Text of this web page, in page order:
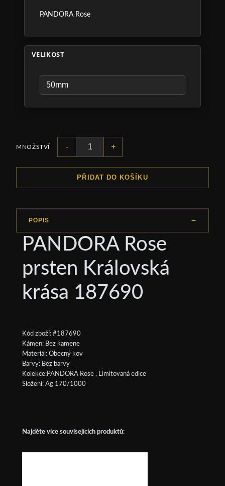
PANDORA Rose
VELIKOST
MNOŽSTVÍ - +
PŘIDAT DO KOŠÍKU
POPIS
PANDORA Rose
prsten Královská
krása 187690
Kód zboží: #187690
Kámen: Bez kamene
Materiál: Obecný kov
Barvy: Bez barvy
Kolekce:PANDORA Rose , Limitovaná edice
Složení: Ag 170/1000
Najděte více souvisejících produktů: